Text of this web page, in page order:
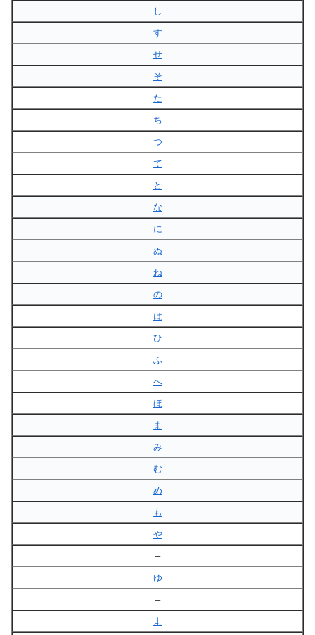
し
す
せ
そ
た
ち
つ
て
と
な
に
ぬ
ね
の
は
ひ
ふ
へ
ほ
ま
み
む
め
も
や
–
ゆ
–
よ